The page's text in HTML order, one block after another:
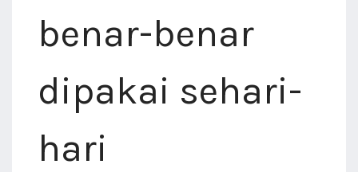
benar-benar
dipakai sehari-
hari